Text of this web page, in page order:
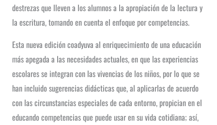
destrezas que lleven a los alumnos a la apropiación de la lectura y
la escritura, tomando en cuenta el enfoque por competencias.
Esta nueva edición coadyuva al enriquecimiento de una educación
más apegada a las necesidades actuales, en que las experiencias
escolares se integran con las vivencias de los niños, por lo que se
han incluido sugerencias didácticas que, al aplicarlas de acuerdo
con las circunstancias especiales de cada entorno, propician en el
educando competencias que puede usar en su vida cotidiana; así,